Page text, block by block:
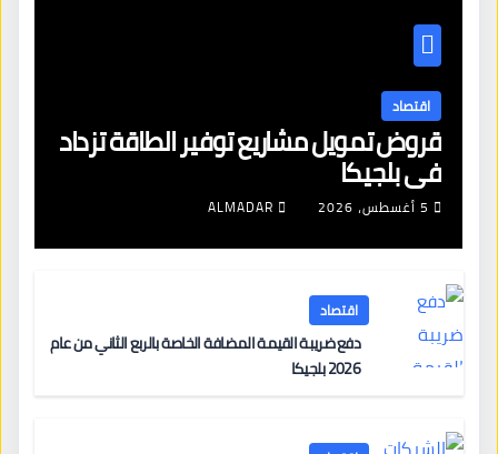
اقتصاد
قروض تمويل مشاريع توفير الطاقة تزداد
في بلجيكا
5 أغسطس، 2026 ALMADAR
اقتصاد
دفع ضريبة القيمة المضافة الخاصة بالربع الثاني من عام
2026 بلجيكا